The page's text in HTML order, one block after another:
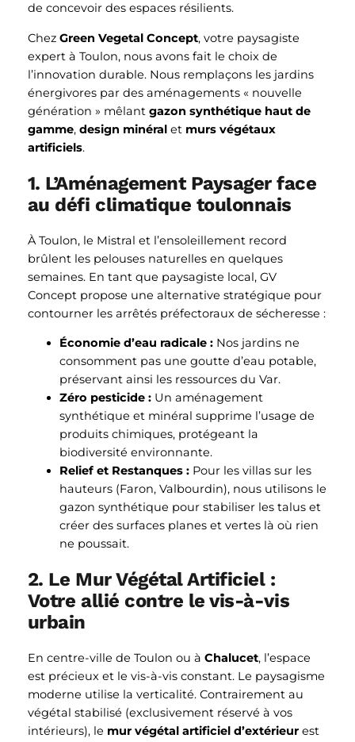
de concevoir des espaces résilients.
Chez Green Vegetal Concept, votre paysagiste
expert à Toulon, nous avons fait le choix de
l’innovation durable. Nous remplaçons les jardins
énergivores par des aménagements « nouvelle
génération » mêlant gazon synthétique haut de
gamme, design minéralet murs végétaux
artificiels.
1. L’Aménagement Paysager face
au défi climatique toulonnais
À Toulon, le Mistral et l’ensoleillement record
brûlent les pelouses naturelles en quelques
semaines. En tant que paysagiste local, GV
Concept propose une alternative stratégique pour
contourner les arrêtés préfectoraux de sécheresse :
Économie d’eau radicale :Nos jardins ne
consomment pas une goutte d’eau potable,
préservant ainsi les ressources du Var.
Zéro pesticide :Un aménagement
synthétique et minéral supprime l’usage de
produits chimiques, protégeant la
biodiversité environnante.
Relief et Restanques :Pour les villas sur les
hauteurs (Faron, Valbourdin), nous utilisons le
gazon synthétique pour stabiliser les talus et
créer des surfaces planes et vertes là où rien
ne poussait.
2. Le Mur Végétal Artificiel :
Votre allié contre le vis-à-vis
urbain
En centre-ville de Toulon ou à Chalucet, l’espace
est précieux et le vis-à-vis constant. Le paysagisme
moderne utilise la verticalité. Contrairement au
végétal stabilisé (exclusivement réservé à vos
intérieurs), le mur végétal artificiel d’extérieurest